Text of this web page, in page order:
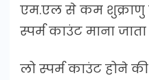
एम.एल से कम शुक्राणु
स्पर्म काउंट माना जाता
लो स्पर्म काउंट होने